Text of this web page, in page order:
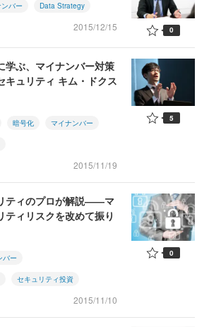
バー Data Strategy
2015/12/15 0
学ぶ、マイナンバー対策
ュリティ キム・ドクス
暗号化 マイナンバー
2015/11/19
5
ティのプロが解説――マ
ティリスクを改めて振り
バー
セキュリティ投資
2015/11/10
0